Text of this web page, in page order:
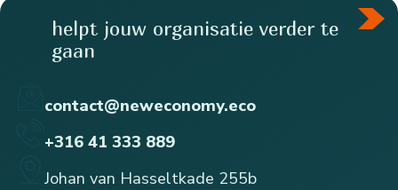
helpt jouw organisatie verder te
gaan
contact@neweconomy.eco
+316 41 333 889
Johan van Hasseltkade 255b